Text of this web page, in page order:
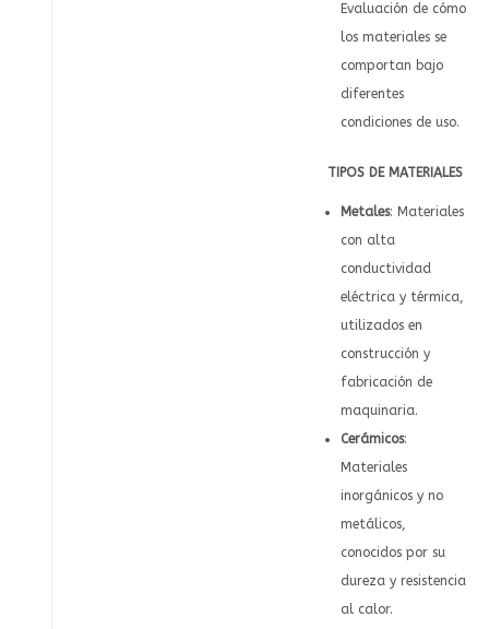
Evaluación de cómo
los materiales se
comportan bajo
diferentes
condiciones de uso.
TIPOS DE MATERIALES
Metales: Materiales
con alta
conductividad
eléctrica y térmica,
utilizados en
construcción y
fabricación de
maquinaria.
Cerámicos:
Materiales
inorgánicos y no
metálicos,
conocidos por su
dureza y resistencia
al calor.